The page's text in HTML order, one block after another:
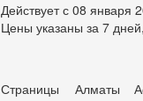
Действует с 08 января
Цены указаны за 7
Страницы Алматы